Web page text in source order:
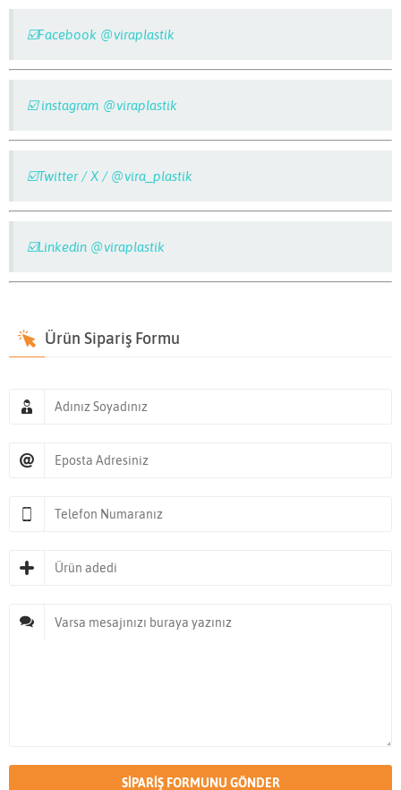
☑️Facebook @viraplastik
☑️ instagram @viraplastik
☑️Twitter / X / @vira_plastik
☑️Linkedin @viraplastik
Ürün Sipariş Formu